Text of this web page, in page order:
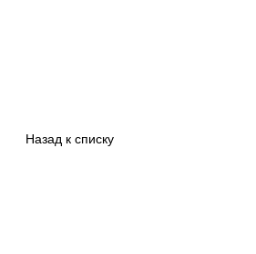
Назад к списку